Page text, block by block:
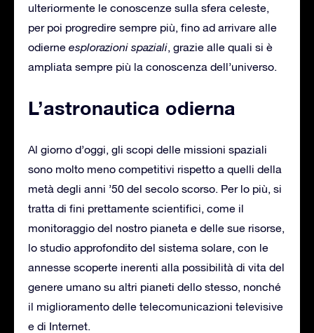
ulteriormente le conoscenze sulla sfera celeste,
per poi progredire sempre più, fino ad arrivare alle
odierne esplorazioni spaziali, grazie alle quali si è
ampliata sempre più la conoscenza dell’universo.
L’astronautica odierna
Al giorno d’oggi, gli scopi delle missioni spaziali
sono molto meno competitivi rispetto a quelli della
metà degli anni ’50 del secolo scorso. Per lo più, si
tratta di fini prettamente scientifici, come il
monitoraggio del nostro pianeta e delle sue risorse,
lo studio approfondito del sistema solare, con le
annesse scoperte inerenti alla possibilità di vita del
genere umano su altri pianeti dello stesso, nonché
il miglioramento delle telecomunicazioni televisive
e di Internet.